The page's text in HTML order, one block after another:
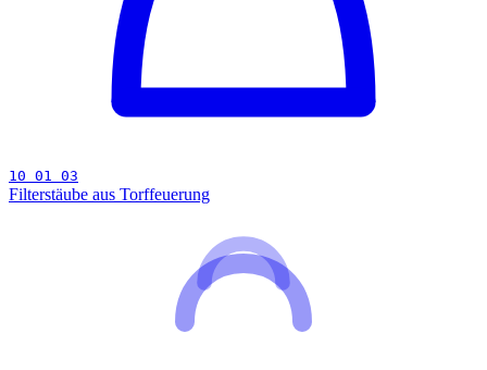
10 01 03
Filterstäube aus Torffeuerung